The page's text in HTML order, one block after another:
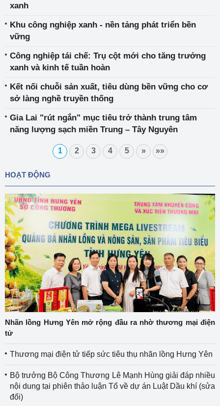
xanh
Khu công nghiệp xanh - nền tảng phát triển bền
vững
Công nghiệp tái chế: Trụ cột mới cho tăng trưởng
xanh và kinh tế tuần hoàn
Kết nối chuỗi sản xuất, tiêu dùng bền vững cho cơ
sở làng nghề truyền thống
Gia Lai "rút ngắn" mục tiêu trở thành trung tâm
năng lượng sạch miền Trung – Tây Nguyên
1 2 3 4 5 » »»
HOẠT ĐỘNG
Nhãn lồng Hưng Yên mở rộng đầu ra nhờ thương mại điện
tử
Thương mại điện tử tiếp sức tiêu thụ nhãn lồng Hưng Yên
Bộ trưởng Bộ Công Thương Lê Mạnh Hùng giải đáp nhiều
nội dung tại phiên thảo luận Tổ về dự án Luật Dầu khí (sửa
đổi)